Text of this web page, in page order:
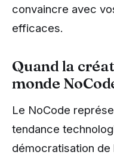
convaincre avec
efficaces.
Quand la
monde
Le NoCode
tendance
démocratisation de